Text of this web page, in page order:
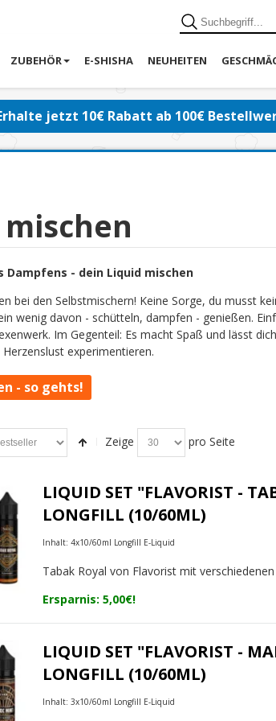
ZUBEHÖR E-SHISHA NEUHEITEN
jetzt 10€ Rabatt ab 100€
Dampfens - dein Liquid mischen
bei den Selbstmischern! Keine Sorge, du musst
wenig davon - schütteln, dampfen - genießen.
Im Gegenteil: Es macht Spaß und lässt
experimentieren.
- so gehts!
Zeige pro Seite
LIQUID SET "FLAVORIST -
LONGFILL (10/60ML)
Inhalt: 4x10/60ml Longfill E-Liquid
Tabak Royal von Flavorist mit
Ersparnis: 5,00€!
LIQUID SET "FLAVORIST -
LONGFILL (10/60ML)
Inhalt: 3x10/60ml Longfill E-Liquid